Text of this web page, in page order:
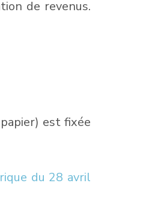
de revenus.
est fixée
du 28 avril